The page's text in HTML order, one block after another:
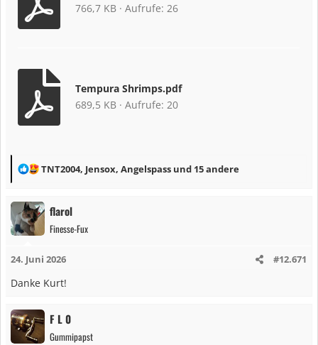
766,7 KB · Aufrufe: 26
Tempura Shrimps.pdf
689,5 KB · Aufrufe: 20
R
a
k
o
n
n
:
TNT2004, Jensox, Angelspass und 15 andere
flarol
Finesse-Fux
24. Juni 2026 #12.671
Danke Kurt!
F L 0
Gummipapst